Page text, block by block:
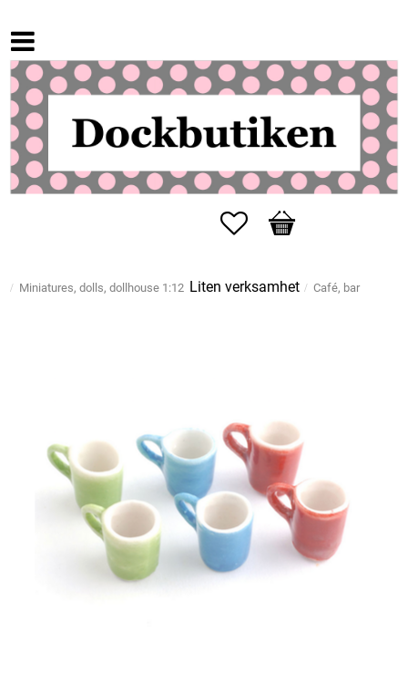
Favorites
Basket
Miniatures, dolls, dollhouse 1:12 Liten verksamhet Café, bar